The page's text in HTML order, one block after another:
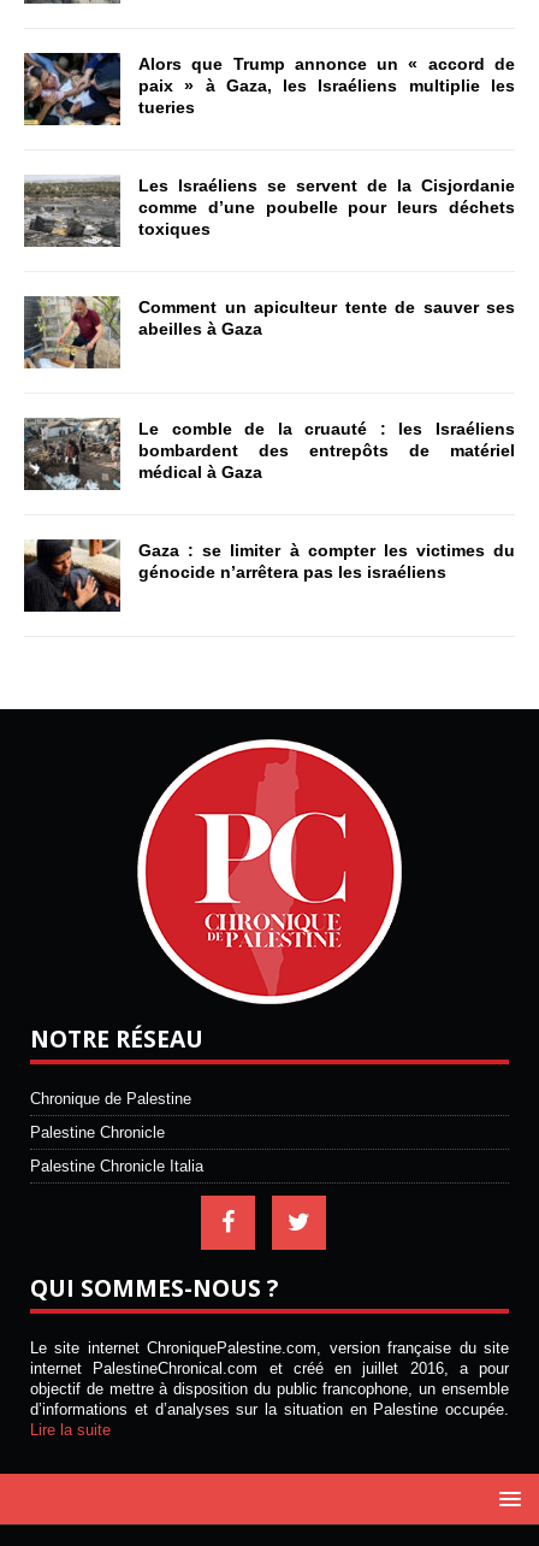
Alors que Trump annonce un « accord de
paix » à Gaza, les Israéliens multiplie les
tueries
Les Israéliens se servent de la Cisjordanie
comme d’une poubelle pour leurs déchets
toxiques
Comment un apiculteur tente de sauver ses
abeilles à Gaza
Le comble de la cruauté : les Israéliens
bombardent des entrepôts de matériel
médical à Gaza
Gaza : se limiter à compter les victimes du
génocide n’arrêtera pas les israéliens
NOTRE RÉSEAU
Chronique de Palestine
Palestine Chronicle
Palestine Chronicle Italia
QUI SOMMES-NOUS ?
Le site internet ChroniquePalestine.com, version française du site
internet PalestineChronical.com et créé en juillet 2016, a pour
objectif de mettre à disposition du public francophone, un ensemble
d’informations et d’analyses sur la situation en Palestine occupée.
Lire la suite